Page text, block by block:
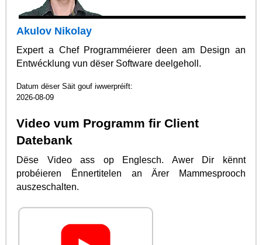
Akulov Nikolay
Expert a Chef Programméierer deen am Design an
Entwécklung vun dëser Software deelgeholl.
Datum dëser Säit gouf iwwerpréift:
2026-08-09
Video vum Programm fir Client
Datebank
Dëse Video ass op Englesch. Awer Dir kënnt
probéieren Ënnertitelen an Ärer Mammesprooch
auszeschalten.